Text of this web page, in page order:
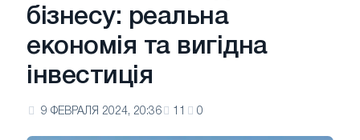
бізнесу: реальна
економія та вигідна
інвестиція
9 ФЕВРАЛЯ 2024, 20:36 11 0